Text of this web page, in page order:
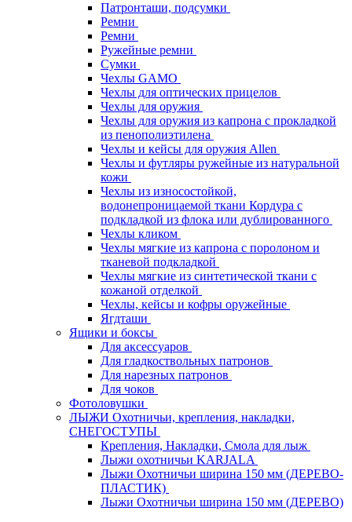
Патронташи, подсумки
Ремни
Ремни
Ружейные ремни
Сумки
Чехлы GAMO
Чехлы для оптических прицелов
Чехлы для оружия
Чехлы для оружия из капрона с прокладкой
из пенополиэтилена
Чехлы и кейсы для оружия Allen
Чехлы и футляры ружейные из натуральной
кожи
Чехлы из износостойкой,
водонепроницаемой ткани Кордура с
подкладкой из флока или дублированного
Чехлы кликом
Чехлы мягкие из капрона с поролоном и
тканевой подкладкой
Чехлы мягкие из синтетической ткани с
кожаной отделкой
Чехлы, кейсы и кофры оружейные
Ягдташи
Ящики и боксы
Для аксессуаров
Для гладкоствольных патронов
Для нарезных патронов
Для чоков
Фотоловушки
ЛЫЖИ Охотничьи, крепления, накладки,
СНЕГОСТУПЫ
Крепления, Накладки, Смола для лыж
Лыжи охотничьи KARJALA
Лыжи Охотничьи ширина 150 мм (ДЕРЕВО-
ПЛАСТИК)
Лыжи Охотничьи ширина 150 мм (ДЕРЕВО)